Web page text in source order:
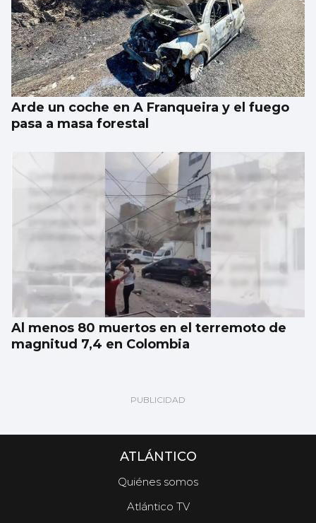
Arde un coche en A Franqueira y el fuego
pasa a masa forestal
Al menos 80 muertos en el terremoto de
magnitud 7,4 en Colombia
ATLÁNTICO
Quiénes somos
Atlántico TV